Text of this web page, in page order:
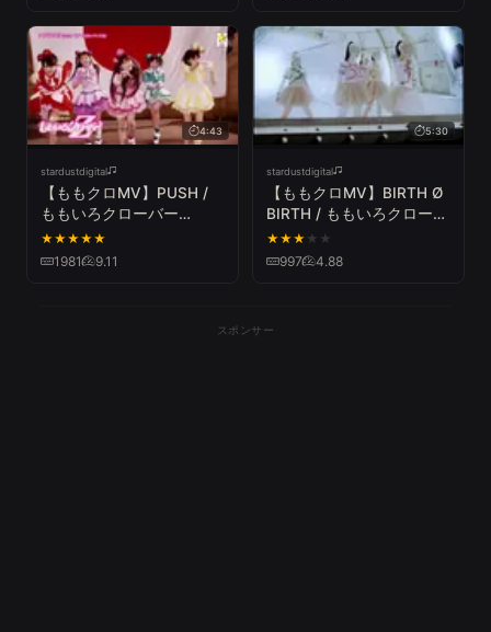
4:43
stardustdigital
【ももクロMV】PUSH /
ももいろクローバー
Z（MOMOIRO CLOVER Z
／PUSH）
★★★★★
1981 9.11
5:30
stardustdigital
【ももクロMV】BIRTH Ø
BIRTH / ももいろクローバ
ーZ（MOMOIRO CLOVER
Z／BIRTH Ø BIRTH）
★★★ ★ ★
997 4.88
スポンサー